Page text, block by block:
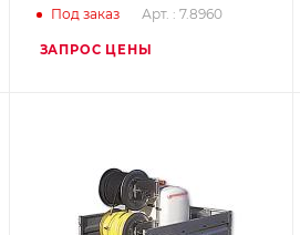
Под заказ Арт. : 7.8960
ЗАПРОС ЦЕНЫ